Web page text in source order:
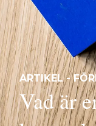
ARTIKEL -
Vad är